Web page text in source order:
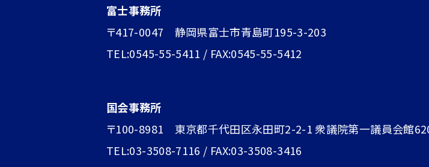
富士事務所
〒417-0047 静岡県富士市青島町195-3-203
TEL:0545-55-5411 / FAX:0545-55-5412
国会事務所
〒100-8981 東京都千代田区永田町2-2-1 衆議院第一議員会館
TEL:03-3508-7116 / FAX:03-3508-3416